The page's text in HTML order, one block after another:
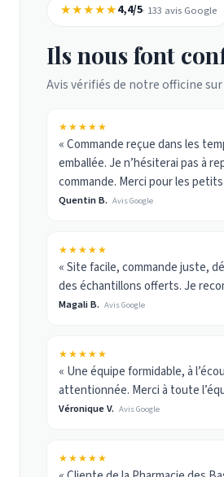
★★★★★4,4/5· 133 avis Google
Ils nous font
Avis vérifiés de notre officine
★★★★★
« Commande reçue dans les
emballée. Je n’hésiterai pas à
commande. Merci pour les
Quentin B. Avis Google
★★★★★
« Site facile, commande juste,
des échantillons offerts. Je
Magali B. Avis Google
★★★★★
« Une équipe formidable, à
attentionnée. Merci à toute
Véronique V. Avis Google
★★★★★